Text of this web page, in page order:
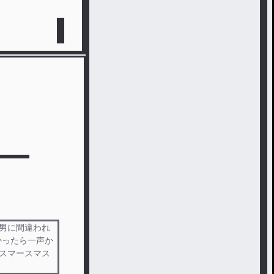
に間違われ
たら一声か
マースマス